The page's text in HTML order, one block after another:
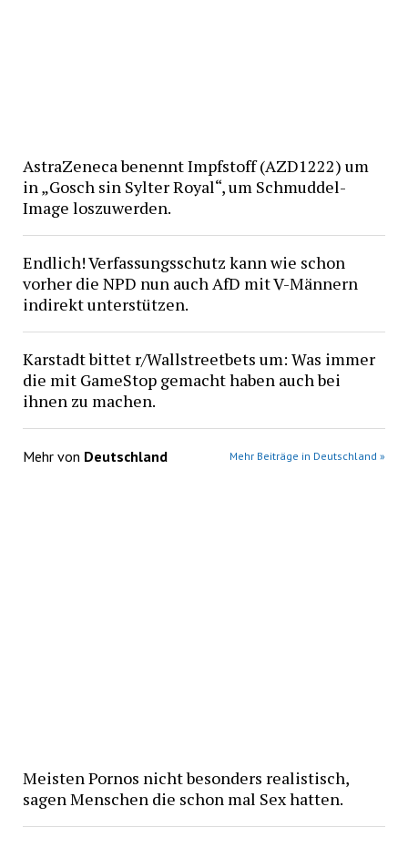
AstraZeneca benennt Impfstoff (AZD1222) um
in „Gosch sin Sylter Royal“, um Schmuddel-
Image loszuwerden.
Endlich! Verfassungsschutz kann wie schon
vorher die NPD nun auch AfD mit V-Männern
indirekt unterstützen.
Karstadt bittet r/Wallstreetbets um: Was immer
die mit GameStop gemacht haben auch bei
ihnen zu machen.
Mehr von Deutschland Mehr Beiträge in Deutschland »
Meisten Pornos nicht besonders realistisch,
sagen Menschen die schon mal Sex hatten.